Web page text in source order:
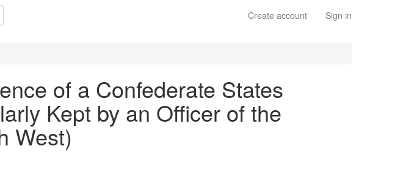
Create account Sign in
of a Confederate States
Kept by an Officer of the
West)